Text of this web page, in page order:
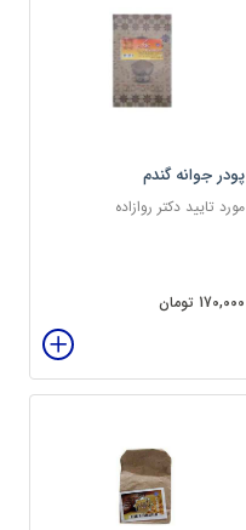
پودر جوانه گندم
مورد تایید دکتر روازاده
170,000 تومان